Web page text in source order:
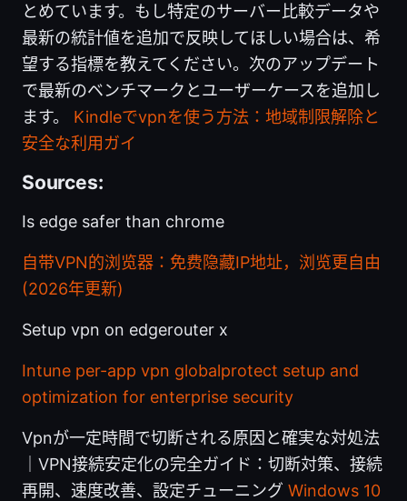
とめています。もし特定のサーバー比較データや
最新の統計値を追加で反映してほしい場合は、希
望する指標を教えてください。次のアップデート
で最新のベンチマークとユーザーケースを追加し
ます。 Kindleでvpnを使う方法：地域制限解除と
安全な利用ガイ
Sources:
Is edge safer than chrome
自带VPN的浏览器：免费隐藏IP地址，浏览更自由
(2026年更新)
Setup vpn on edgerouter x
Intune per-app vpn globalprotect setup and
optimization for enterprise security
Vpnが一定時間で切断される原因と確実な対処法
｜VPN接続安定化の完全ガイド：切断対策、接続
再開、速度改善、設定チューニング Windows 10